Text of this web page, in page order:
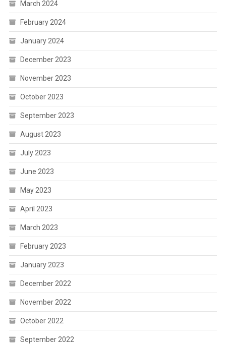
March 2024
February 2024
January 2024
December 2023
November 2023
October 2023
September 2023
August 2023
July 2023
June 2023
May 2023
April 2023
March 2023
February 2023
January 2023
December 2022
November 2022
October 2022
September 2022